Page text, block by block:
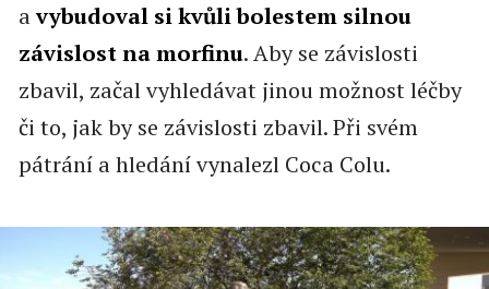
avybudoval si kvůli bolestem silnou
závislost na morfinu. Aby se závislosti
zbavil, začal vyhledávat jinou možnost léčby
či to, jak by se závislosti zbavil. Při svém
pátrání a hledání vynalezl Coca Colu.